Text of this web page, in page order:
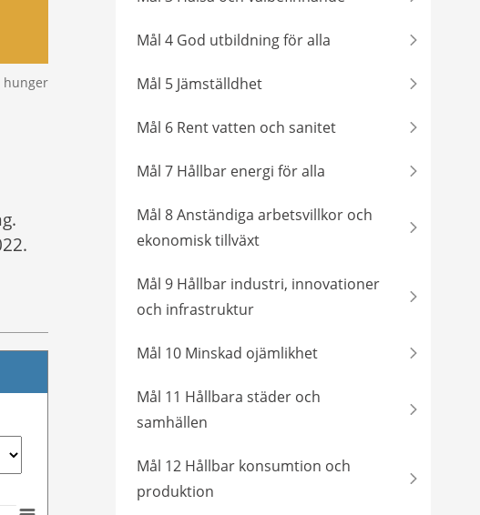
hunger
Mål 4 God utbildning för alla
Mål 5 Jämställdhet
Mål 6 Rent vatten och sanitet
Mål 7 Hållbar energi för alla
Mål 8 Anständiga arbetsvillkor och
ekonomisk tillväxt
Mål 9 Hållbar industri, innovationer
och infrastruktur
Mål 10 Minskad ojämlikhet
Mål 11 Hållbara städer och
samhällen
Mål 12 Hållbar konsumtion och
produktion